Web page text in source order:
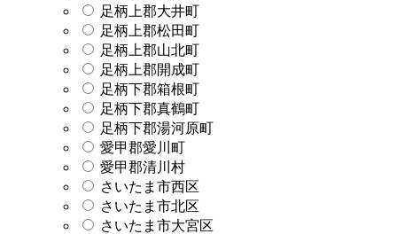
足柄上郡大井町
足柄上郡松田町
足柄上郡山北町
足柄上郡開成町
足柄下郡箱根町
足柄下郡真鶴町
足柄下郡湯河原町
愛甲郡愛川町
愛甲郡清川村
さいたま市西区
さいたま市北区
さいたま市大宮区